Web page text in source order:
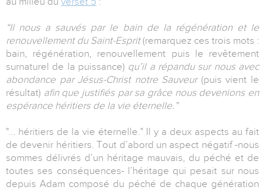
“Il nous a sauvés par le bain de la régénération et le
renouvellement du Saint-Esprit (remarquez ces trois mots :
bain, régénération, renouvellement puis le revêtement
surnaturel de la puissance) qu’il a répandu sur nous avec
abondance par Jésus-Christ notre Sauveur (puis vient le
résultat) afin que justifiés par sa grâce nous devenions en
espérance héritiers de la vie éternelle.”
"… héritiers de la vie éternelle." Il y a deux aspects au fait
de devenir héritiers. Tout d’abord un aspect négatif -nous
sommes délivrés d’un héritage mauvais, du péché et de
toutes ses conséquences- l’héritage qui pesait sur nous
depuis Adam composé du péché de chaque génération